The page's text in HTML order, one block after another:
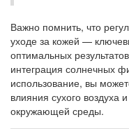
Важно помнить, что
уходе за кожей —
оптимальных
интеграция солнечных
использование, вы
влияния сухого воздуха
окружающей среды.